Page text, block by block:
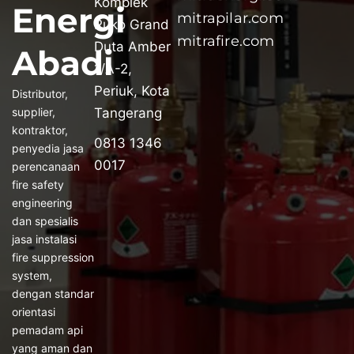
Energi
Abadi
Distributor,
supplier,
kontraktor,
penyedia jasa
perencanaan
fire safety
engineering
dan spesialis
jasa instalasi
fire suppression
system,
dengan standar
orientasi
pemadam api
yang aman dan
Ruko Grand
Duta Amber
1/A-2,
Periuk, Kota
Tangerang
0813 1346
0017
mitrapilar.com
mitrafire.com